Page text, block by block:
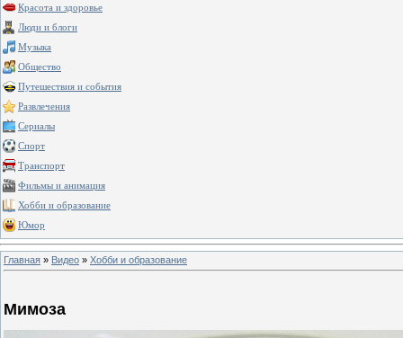
Красота и здоровье
Люди и блоги
Музыка
Общество
Путешествия и события
Развлечения
Сериалы
Спорт
Транспорт
Фильмы и анимация
Хобби и образование
Юмор
Главная » Видео » Хобби и образование
Мимоза